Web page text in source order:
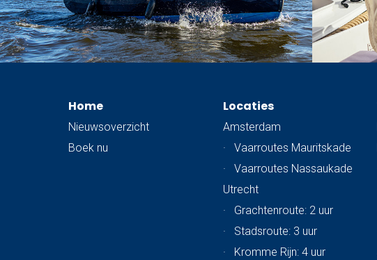
Home
Nieuwsoverzicht
Boek nu
Locaties
Amsterdam
·
Vaarroutes Mauritskade
·
Vaarroutes Nassaukade
Utrecht
·
Grachtenroute: 2 uur
·
Stadsroute: 3 uur
·
Kromme Rijn: 4 uur